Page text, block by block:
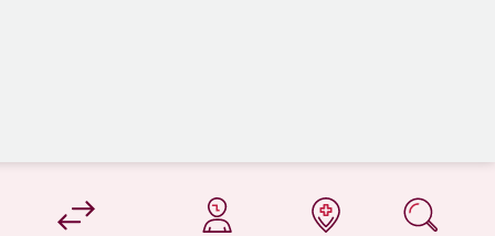
på 1177.se
på 1177.se
på 1177.se
på 1177.se